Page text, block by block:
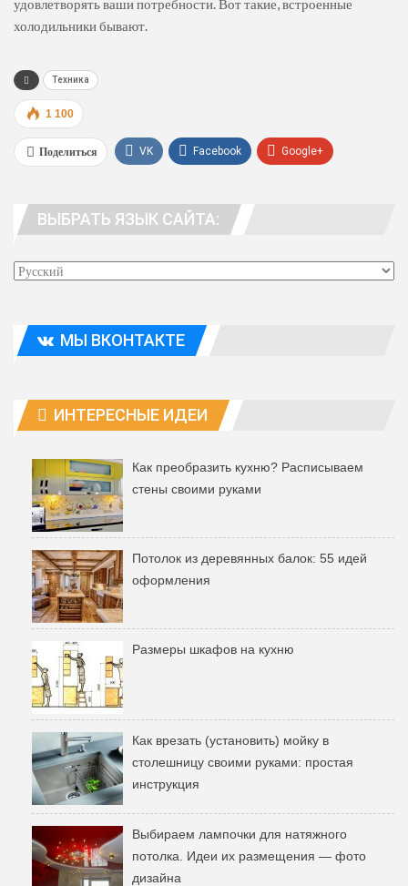
удовлетворять ваши потребности. Вот такие, встроенные
холодильники бывают.
Техника
1 100
Поделиться VK Facebook Google+
Эл. адрес
ВЫБРАТЬ ЯЗЫК САЙТА:
МЫ ВКОНТАКТЕ
ИНТЕРЕСНЫЕ ИДЕИ
Как преобразить кухню? Расписываем
стены своими руками
Потолок из деревянных балок: 55 идей
оформления
Размеры шкафов на кухню
Как врезать (установить) мойку в
столешницу своими руками: простая
инструкция
Выбираем лампочки для натяжного
потолка. Идеи их размещения — фото
дизайна